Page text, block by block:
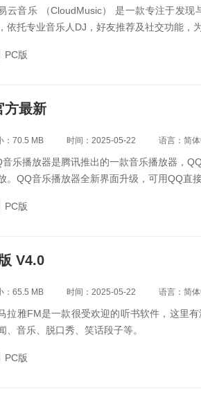
云音乐 （CloudMusic） 是一款专注于发
依托专业音乐人DJ，好友推荐及社交功能，
PC版
方最新
：70.5 MB 时间：2025-05-22 语言：简
音乐播放器是腾讯推出的一款音乐播放器，
。QQ音乐播放器全新界面升级，可用QQ直
PC版
V4.0
：65.5 MB 时间：2025-05-22 语言：简
拉雅FM是一款很受欢迎的听书软件，这里
、音乐、脱口秀、笑话段子等。
PC版